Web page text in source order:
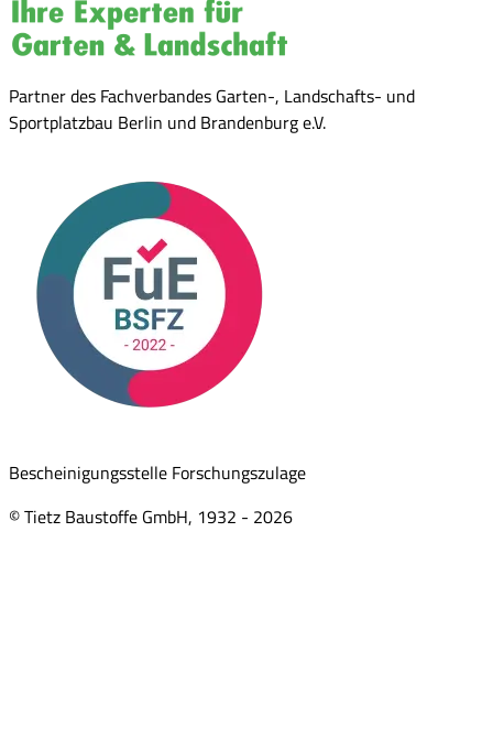
Partner des Fachverbandes Garten-, Landschafts- und
Sportplatzbau Berlin und Brandenburg e.V.
Bescheinigungsstelle Forschungszulage
© Tietz Baustoffe GmbH, 1932 - 2026